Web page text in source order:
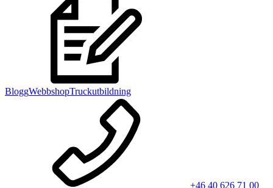
BloggWebbshopTruckutbildning
+46 40 626 71 00